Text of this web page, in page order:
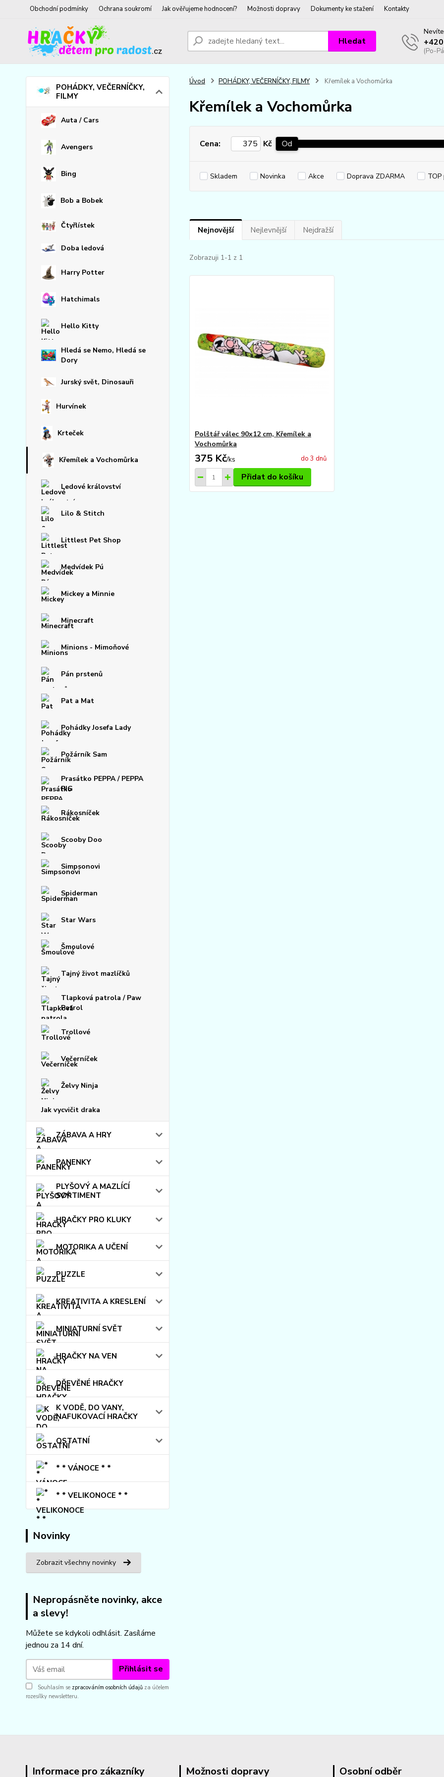
Obchodní podmínky Ochrana soukromí Jak ověřujeme hodnocení? Možnosti dopravy Dokumenty ke stažení Kontakty
Hledat
(Po-
POHÁDKY, VEČERNÍČKY,
FILMY
Auta / Cars
Avengers
Bing
Bob a Bobek
Čtyřlístek
Doba ledová
Harry Potter
Hatchimals
Hello Kitty
Hledá se Nemo, Hledá se
Dory
Jurský svět, Dinosauři
Hurvínek
Krteček
Křemílek a Vochomůrka
Ledové království
Lilo & Stitch
Littlest Pet Shop
Medvídek Pú
Mickey a Minnie
Minecraft
Minions - Mimoňové
Pán prstenů
Pat a Mat
Pohádky Josefa Lady
Požárník Sam
Prasátko PEPPA / PEPPA
PIG
Rákosníček
Scooby Doo
Simpsonovi
Spiderman
Star Wars
Šmoulové
Tajný život mazlíčků
Tlapková patrola / Paw
Patrol
Trollové
Večerníček
Želvy Ninja
Jak vycvičit draka
ZÁBAVA A HRY
PANENKY
PLYŠOVÝ A MAZLÍCÍ
SORTIMENT
HRAČKY PRO KLUKY
MOTORIKA A UČENÍ
PUZZLE
KREATIVITA A KRESLENÍ
MINIATURNÍ SVĚT
HRAČKY NA VEN
DŘEVĚNÉ HRAČKY
K VODĚ, DO VANY,
NAFUKOVACÍ HRAČKY
OSTATNÍ
* * VÁNOCE * *
* * VELIKONOCE * *
Novinky
Zobrazit všechny novinky
Nepropásněte novinky, akce
a slevy!
Můžete se kdykoli odhlásit. Zasíláme
jednou za 14 dní.
Přihlásit se
Souhlasím se zpracováním osobních údajů za účelem
rozesílky newsletteru.
Úvod POHÁDKY, VEČERNÍČKY, FILMY Křemílek a Vochomůrka
Křemílek a Vochomůrka
Cena: Kč Od
Skladem Novinka Akce Doprava ZDARMA
Nejnovější Nejlevnější Nejdražší
Zobrazuji 1-1 z 1
Polštář válec 90x12 cm, Křemílek a
Vochomůrka
375 Kč/ks do 3 dnů
Přidat do košíku
Informace pro zákazníky Možnosti dopravy Osobní odběr